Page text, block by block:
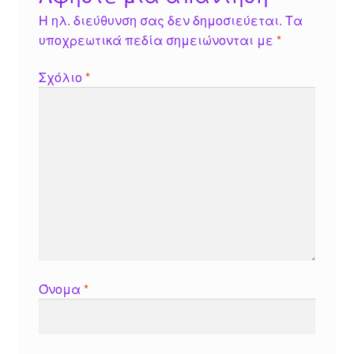
Η ηλ. διεύθυνση σας δεν δημοσιεύεται. Τα
υποχρεωτικά πεδία σημειώνονται με *
Σχόλιο*
Όνομα *